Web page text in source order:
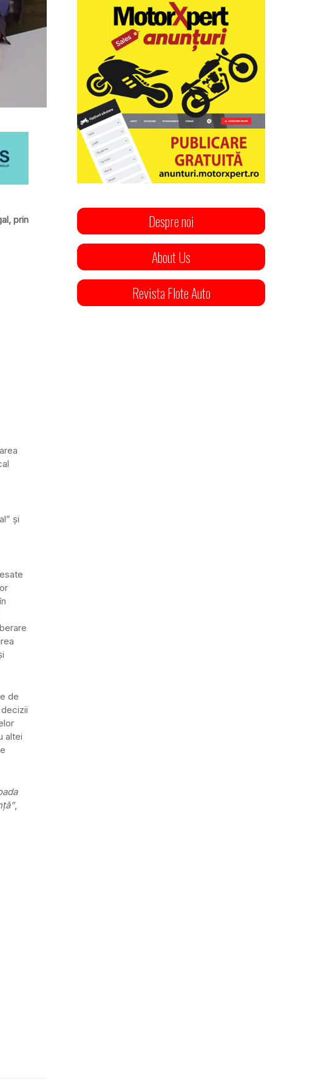
prin
şi
de
altei
,
Despre noi
About Us
Revista Flote Auto